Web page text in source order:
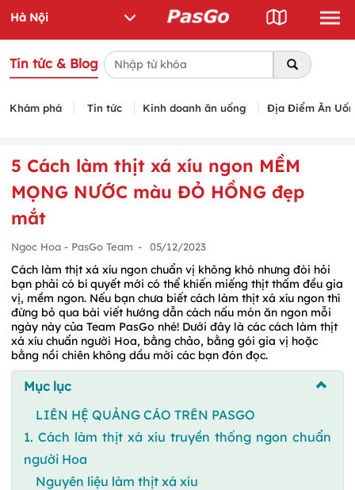
Tin tức & Blog
Khám phá Tin tức Kinh doanh ăn uống Địa Điểm Ăn
5 Cách làm thịt xá xíu ngon MỀM
MỌNG NƯỚC màu ĐỎ HỒNG đẹp
mắt
Ngoc Hoa - PasGo Team - 05/12/2023
Cách làm thịt xá xíu ngon chuẩn vị không khó nhưng đòi hỏi
bạn phải có bí quyết mới có thể khiến miếng thịt thấm đều gia
vị, mềm ngon. Nếu bạn chưa biết cách làm thịt xá xíu ngon thì
đừng bỏ qua bài viết hướng dẫn cách nấu món ăn ngon mỗi
ngày này của Team PasGo nhé! Dưới đây là các cách làm thịt
xá xíu chuẩn người Hoa, bằng chảo, bằng gói gia vị hoặc
bằng nồi chiên không dầu mời các bạn đón đọc.
Mục lục
LIÊN HỆ QUẢNG CÁO TRÊN PASGO
1. Cách làm thịt xá xíu truyền thống ngon chuẩn
người Hoa
Nguyên liệu làm thịt xá xíu